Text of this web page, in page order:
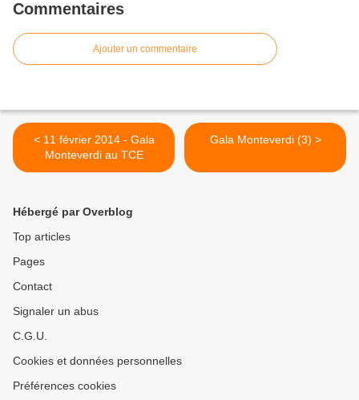
Commentaires
Ajouter un commentaire
< 11 février 2014 - Gala
Monteverdi au TCE
Gala Monteverdi (3) >
Hébergé par Overblog
Top articles
Pages
Contact
Signaler un abus
C.G.U.
Cookies et données personnelles
Préférences cookies